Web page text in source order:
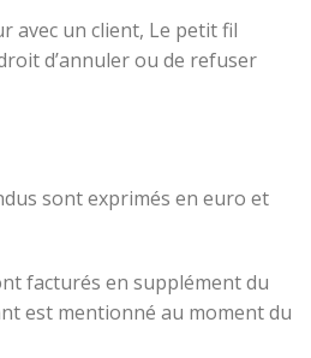
avec un client, Le petit fil
d’annuler ou de refuser
sont exprimés en euro et
facturés en supplément du
est mentionné au moment du